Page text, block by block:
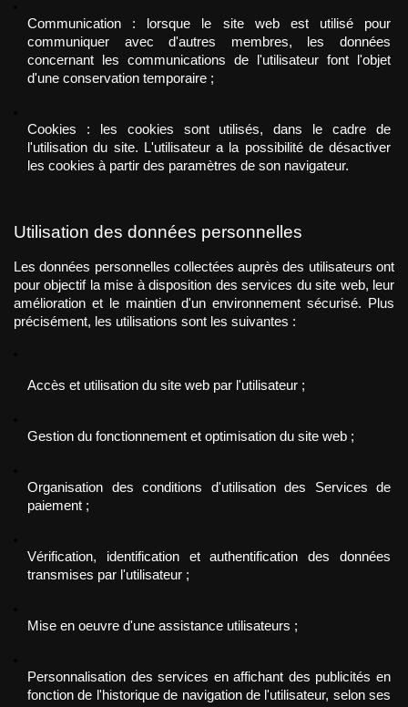
Communication : lorsque le site web est utilisé pour
communiquer avec d'autres membres, les données
concernant les communications de l'utilisateur font l'objet
d'une conservation temporaire ;
Cookies : les cookies sont utilisés, dans le cadre de
l'utilisation du site. L'utilisateur a la possibilité de désactiver
les cookies à partir des paramètres de son navigateur.
Utilisation des données personnelles
Les données personnelles collectées auprès des utilisateurs ont
pour objectif la mise à disposition des services du site web, leur
amélioration et le maintien d'un environnement sécurisé. Plus
précisément, les utilisations sont les suivantes :
Accès et utilisation du site web par l'utilisateur ;
Gestion du fonctionnement et optimisation du site web ;
Organisation des conditions d'utilisation des Services de
paiement ;
Vérification, identification et authentification des données
transmises par l'utilisateur ;
Mise en oeuvre d'une assistance utilisateurs ;
Personnalisation des services en affichant des publicités en
fonction de l'historique de navigation de l'utilisateur, selon ses